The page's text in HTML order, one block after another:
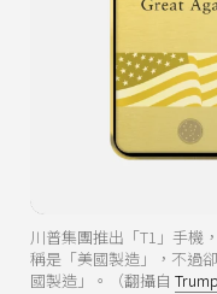
川普集團推出「T1」手機
稱是「美國製造」，不過
國製造」。（翻攝自